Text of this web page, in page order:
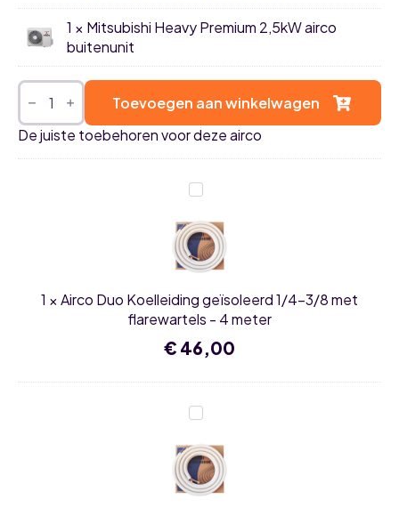
1 × Mitsubishi Heavy Premium 2,5kW airco
buitenunit
Mitsubishi
Heavy
Premium
2,5kW
airco
black-
Toevoegen aan winkelwagen
De juiste toebehoren voor deze airco
Airco
Duo
Koelleiding
geïsoleerd
1/4-
3/8
met
-
4
meter
1 ×Airco Duo Koelleiding geïsoleerd 1/4-3/8 met
flarewartels - 4 meter
€ 46,00
Airco
Duo
Koelleiding
geïsoleerd
1/4-
3/8
met